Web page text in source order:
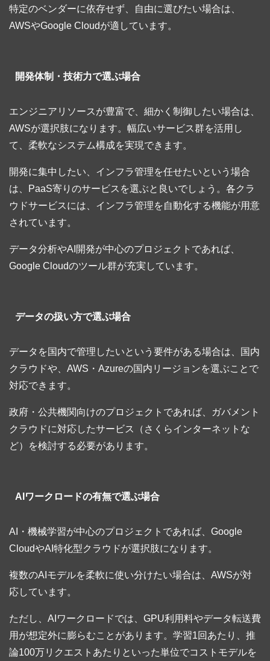
特定のベンダーに依存せず、自由に選びたい場合は、
AWSやGoogle Cloudが適しています。
開発体制・技術力で選ぶ場合
エンジニアリソースが豊富で、細かく制御したい場合は、
AWSが選択肢になります。幅広いサービス群を活用し
て、柔軟なシステム構成を実現できます。
開発に集中したい、インフラ管理を任せたいという場合
は、PaaS寄りのサービスを選ぶと良いでしょう。各クラ
ウドサービスには、インフラ管理を自動化する機能が用意
されています。
データ分析やAI開発が中心のプロジェクトであれば、
Google Cloudのツール群が充実しています。
データの扱い方で選ぶ場合
データを国内で管理したいという要件がある場合は、国内
クラウドや、AWS・Azureの国内リージョンを選ぶことで
対応できます。
政府・公共機関向けのプロジェクトであれば、ガバメント
クラウドに対応したサービス（さくらインターネットな
ど）を検討する必要があります。
AIワークロードの有無で選ぶ場合
AI・機械学習が中心のプロジェクトであれば、Google
CloudやAI特化型クラウドが選択肢になります。
複数のAIモデルを柔軟に使い分けたい場合は、AWSが対
応しています。
ただし、AIワークロードでは、GPU利用料やデータ転送費
用が想定外に膨らむことがあります。学習1回あたり、推
論100万リクエストあたりといった単位でコストモデルを